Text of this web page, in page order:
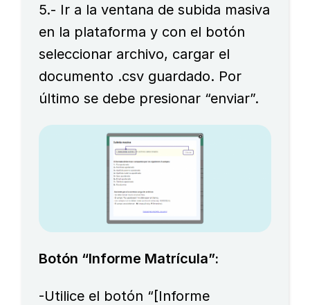
5.- Ir a la ventana de subida masiva
en la plataforma y con el botón
seleccionar archivo, cargar el
documento .csv guardado. Por
último se debe presionar “enviar”.
Botón “Informe Matrícula”:
-Utilice el botón “[Informe